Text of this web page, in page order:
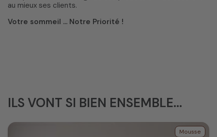
au mieux ses clients.
Votre sommeil ... Notre Priorité !
ILS VONT SI BIEN ENSEMBLE...
Mousse